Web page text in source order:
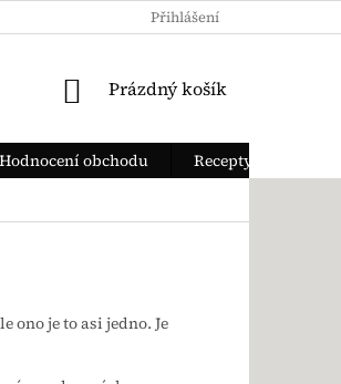
ÚDAJŮ JAK ZAPLATIT
Přihlášení
NÁKUPNÍ KOŠÍK
Prázdný košík
Hodnocení obchodu
Recepty
ono je to asi jedno. Je